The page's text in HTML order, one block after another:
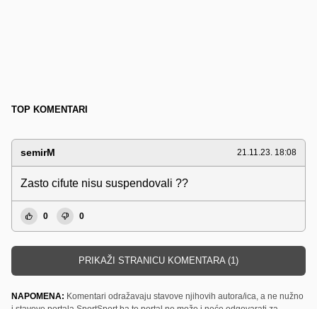
TOP KOMENTARI
semirM 21.11.23. 18:08
Zasto cifute nisu suspendovali ??
0 0
PRIKAŽI STRANICU KOMENTARA (1)
NAPOMENA: Komentari odražavaju stavove njihovih autora/ica, a ne nužno